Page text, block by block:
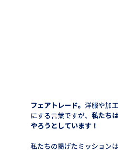
フェアトレード。 洋服や加
にする言葉ですが、 私たち
やろうとしています！
私たちの掲げたミッションは